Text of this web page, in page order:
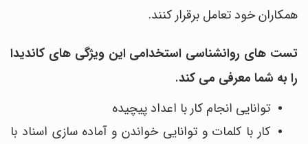
همکاران خود تعامل برقرار کنند.
تست های روانشناسی استخدامی این ویژگی های کاندیدا
را به شما معرفی می کند.
توانایی انجام کار با اعداد پیچیده
کار با کلمات و توانایی خواندن و آماده سازی اسناد با